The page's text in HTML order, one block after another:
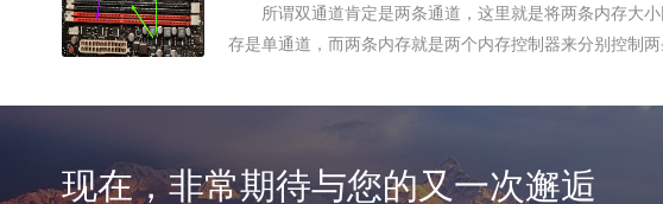
所谓双通道肯定是两条通道，这里就是将两条内存大小
存是单通道，而两条内存就是两个内存控制器来分别控制
现在，非常期待与您的又一次邂逅